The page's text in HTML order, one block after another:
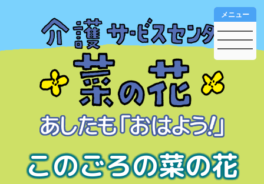
このごろの菜の花
メニュー